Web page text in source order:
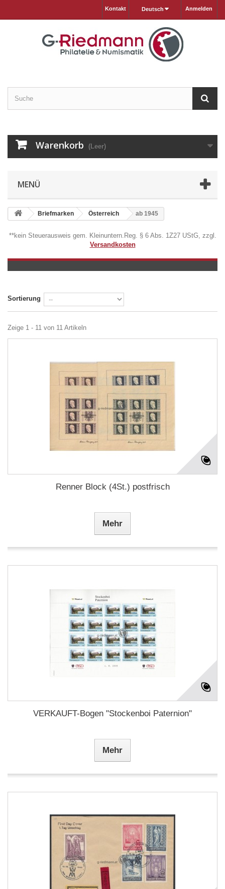
Anmelden
Deutsch
Kontakt
Warenkorb (Leer)
MENÜ
Briefmarken Österreich ab 1945
**kein Steuerausweis gem. Kleinuntern.Reg. § 6 Abs. 1Z27 UStG, zzgl.
Versandkosten
Sortierung
Zeige 1 - 11 von 11 Artikeln
Renner Block (4St.) postfrisch
Mehr
VERKAUFT-Bogen "Stockenboi Paternion"
Mehr